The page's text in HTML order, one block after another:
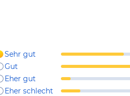
Sehr gut
Gut
Eher gut
Eher schlecht